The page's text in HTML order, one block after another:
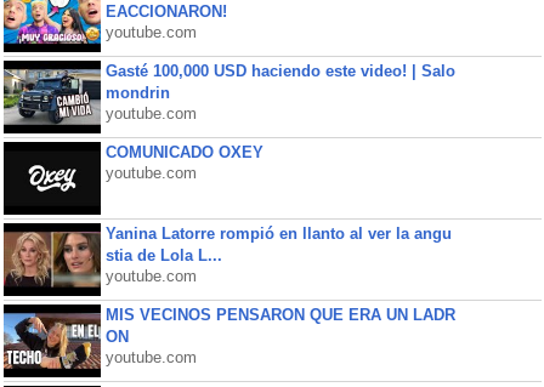
EACCIONARON!
youtube.com
Gasté 100,000 USD haciendo este video! | Salo
mondrin
youtube.com
COMUNICADO OXEY
youtube.com
Yanina Latorre rompió en llanto al ver la angu
stia de Lola L...
youtube.com
MIS VECINOS PENSARON QUE ERA UN LADR
ON
youtube.com